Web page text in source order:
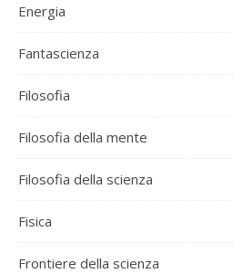
Energia
Fantascienza
Filosofia
Filosofia della mente
Filosofia della scienza
Fisica
Frontiere della scienza